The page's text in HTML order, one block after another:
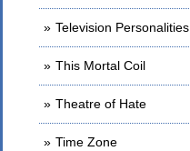
Television Personalities
This Mortal Coil
Theatre of Hate
Time Zone